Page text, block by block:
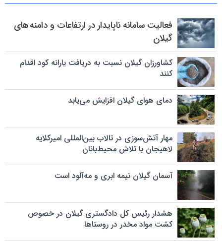
فعالیت سامانه ناپایدار در ارتفاعات و دامنه های
گیلان
کشاورزان گیلان نسبت به دریافت یارانه کود اقدام
کنند
دمای هوای گیلان افزایش می‌یابد
مهار آتش‌سوزی در تالاب بین‌المللی امیرکلایه
لاهیجان با تلاش محیط‌بانان
آسمان گیلان نیمه ابری و مه‌آلود است
هشدار رئیس کل دادگستری گیلان در خصوص
کشت مواد مخدر در روستاها